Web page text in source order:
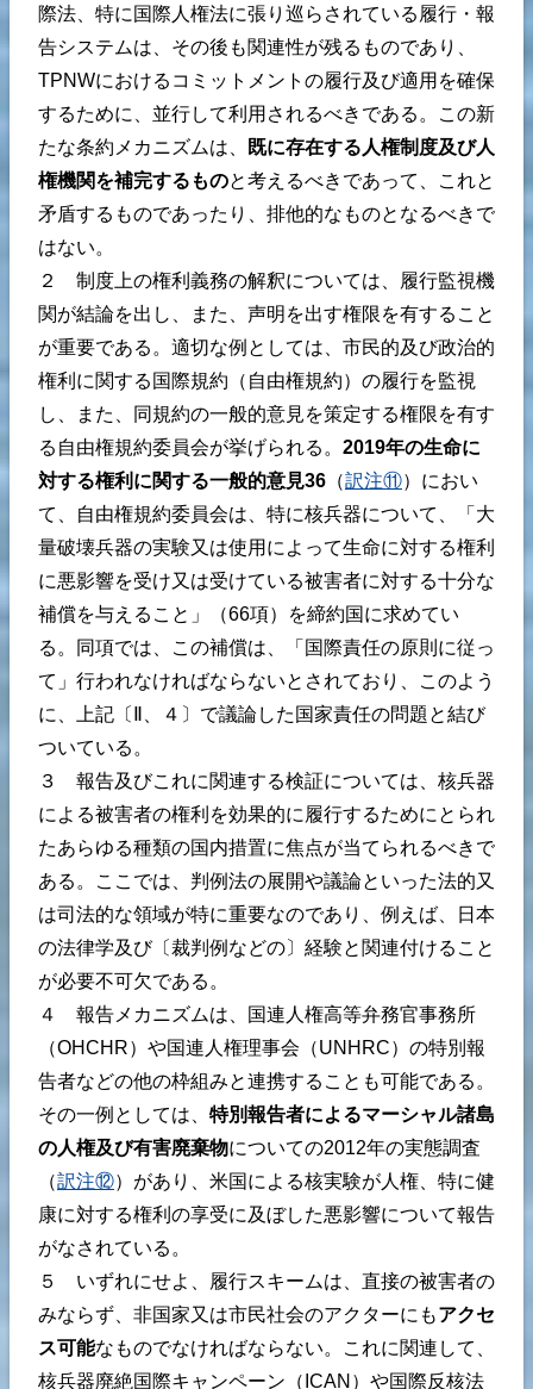
際法、特に国際人権法に張り巡らされている履行・報
告システムは、その後も関連性が残るものであり、
TPNWにおけるコミットメントの履行及び適用を確保
するために、並行して利用されるべきである。この新
たな条約メカニズムは、
既に存在する人権制度及び人
権機関を補完するものと考えるべきであって、これと
矛盾するものであったり、排他的なものとなるべきで
はない。
２ 制度上の権利義務の解釈については、履行監視機
関が結論を出し、また、声明を出す権限を有すること
が重要である。適切な例としては、市民的及び政治的
権利に関する国際規約（自由権規約）の履行を監視
し、また、同規約の一般的意見を策定する権限を有す
る自由権規約委員会が挙げられる。 2019年の生命に
対する権利に関する一般的意見36 （訳注⑪）におい
て、自由権規約委員会は、特に核兵器について、「大
量破壊兵器の実験又は使用によって生命に対する権利
に悪影響を受け又は受けている被害者に対する十分な
補償を与えること」（66項）を締約国に求めてい
る。同項では、この補償は、「国際責任の原則に従っ
て」行われなければならないとされており、このよう
に、上記〔Ⅱ、４〕で議論した国家責任の問題と結び
ついている。
３ 報告及びこれに関連する検証については、核兵器
による被害者の権利を効果的に履行するためにとられ
たあらゆる種類の国内措置に焦点が当てられるべきで
ある。ここでは、判例法の展開や議論といった法的又
は司法的な領域が特に重要なのであり、例えば、日本
の法律学及び〔裁判例などの〕経験と関連付けること
が必要不可欠である。
４ 報告メカニズムは、国連人権高等弁務官事務所
（OHCHR）や国連人権理事会（UNHRC）の特別報
告者などの他の枠組みと連携することも可能である。
その一例としては、 特別報告者によるマーシャル諸島
の人権及び有害廃棄物についての2012年の実態調査
（訳注⑫）があり、米国による核実験が人権、特に健
康に対する権利の享受に及ぼした悪影響について報告
がなされている。
５ いずれにせよ、履行スキームは、直接の被害者の
みならず、非国家又は市民社会のアクターにもアクセ
ス可能なものでなければならない。これに関連して、
核兵器廃絶国際キャンペーン（ICAN）や国際反核法